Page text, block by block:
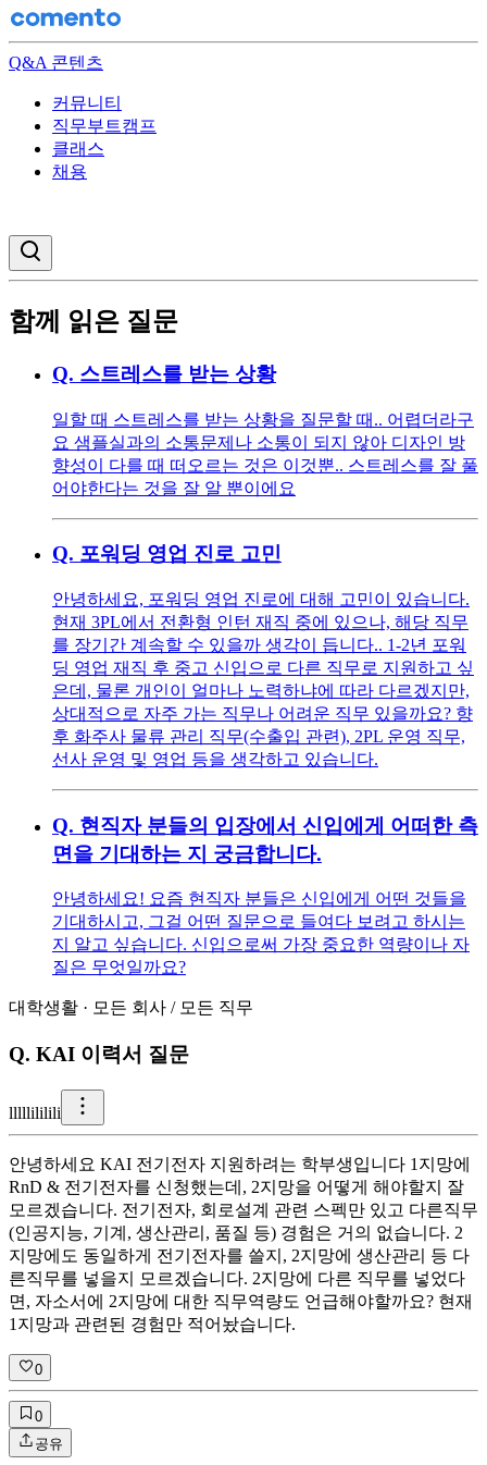
Q&A 콘텐츠
커뮤니티
직무부트캠프
클래스
채용
함께 읽은 질문
Q. 스트레스를 받는 상황
일할 때 스트레스를 받는 상황을 질문할 때.. 어렵더라구
요 샘플실과의 소통문제나 소통이 되지 않아 디자인 방
향성이 다를 때 떠오르는 것은 이것뿐.. 스트레스를 잘 풀
어야한다는 것을 잘 알 뿐이에요
Q. 포워딩 영업 진로 고민
안녕하세요, 포워딩 영업 진로에 대해 고민이 있습니다.
현재 3PL에서 전환형 인턴 재직 중에 있으나, 해당 직무
를 장기간 계속할 수 있을까 생각이 듭니다.. 1-2년 포워
딩 영업 재직 후 중고 신입으로 다른 직무로 지원하고 싶
은데, 물론 개인이 얼마나 노력하냐에 따라 다르겠지만,
상대적으로 자주 가는 직무나 어려운 직무 있을까요? 향
후 화주사 물류 관리 직무(수출입 관련), 2PL 운영 직무,
선사 운영 및 영업 등을 생각하고 있습니다.
Q. 현직자 분들의 입장에서 신입에게 어떠한 측
면을 기대하는 지 궁금합니다.
안녕하세요! 요즘 현직자 분들은 신입에게 어떤 것들을
기대하시고, 그걸 어떤 질문으로 들여다 보려고 하시는
지 알고 싶습니다. 신입으로써 가장 중요한 역량이나 자
질은 무엇일까요?
대학생활 · 모든 회사 / 모든 직무
Q. KAI 이력서 질문
lllllililili
안녕하세요 KAI 전기전자 지원하려는 학부생입니다 1지망에
RnD & 전기전자를 신청했는데, 2지망을 어떻게 해야할지 잘
모르겠습니다. 전기전자, 회로설계 관련 스펙만 있고 다른직무
(인공지능, 기계, 생산관리, 품질 등) 경험은 거의 없습니다. 2
지망에도 동일하게 전기전자를 쓸지, 2지망에 생산관리 등 다
른직무를 넣을지 모르겠습니다. 2지망에 다른 직무를 넣었다
면, 자소서에 2지망에 대한 직무역량도 언급해야할까요? 현재
1지망과 관련된 경험만 적어놨습니다.
0
0
공유